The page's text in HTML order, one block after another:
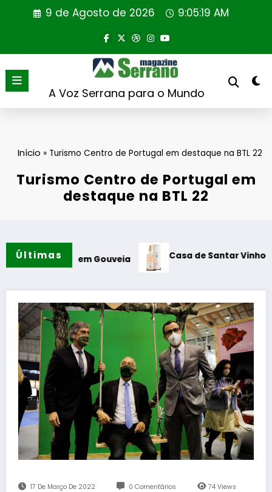
9 de Agosto de 2026 9:05:20 AM
A Voz Serrana para o Mundo
Início » Turismo Centro de Portugal em destaque na BTL 22
Turismo Centro de Portugal em
destaque na BTL 22
Últimas
em Gouveia Casa de Santar Vinhos destaca três
17 De Março De 2022 0 Comentários 74Views